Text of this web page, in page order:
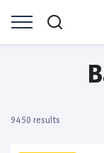
9450 results